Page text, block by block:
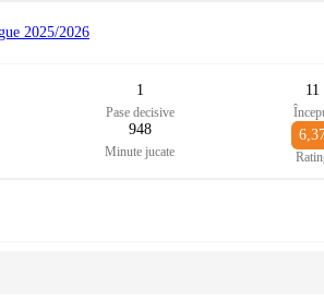
2025/2026
1
Pase decisive
11
948
Minute jucate